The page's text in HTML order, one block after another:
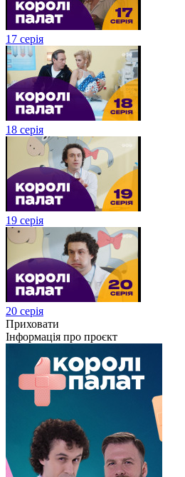
17 серія
18 серія
19 серія
20 серія
Приховати
Інформація про проєкт